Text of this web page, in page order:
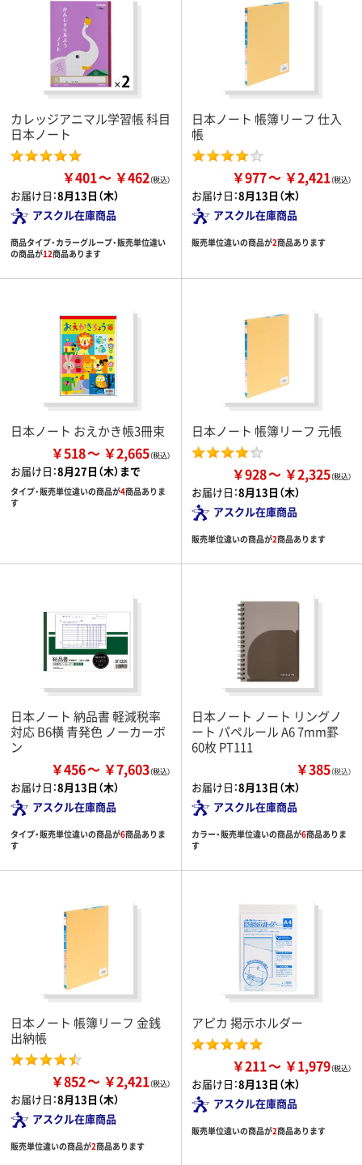
カレッジアニマル学習帳 科目
日本ノート
￥401 ￥462
お届け日：8月13日（木）
アスクル在庫商品
商品タイプ・カラーグループ・販売単位違い
の商品が12商品あります
日本ノート 帳簿リーフ 仕入
帳
￥977 ￥2,421
お届け日：8月13日（木）
アスクル在庫商品
販売単位違いの商品が2商品あります
日本ノート おえかき帳3冊束
￥518 ￥2,665
お届け日：8月27日（木）まで
タイプ・販売単位違いの商品が4商品ありま
す
日本ノート 帳簿リーフ 元帳
￥928 ￥2,325
お届け日：8月13日（木）
アスクル在庫商品
販売単位違いの商品が2商品あります
日本ノート 納品書 軽減税率
対応 B6横 青発色 ノーカーボ
ン
￥456 ￥7,603
お届け日：8月13日（木）
アスクル在庫商品
タイプ・販売単位違いの商品が6商品ありま
す
日本ノート ノート リングノ
ート パペルール A6 7mm罫
60枚 PT111
￥385（税込）
お届け日：8月13日（木）
アスクル在庫商品
カラー・販売単位違いの商品が6商品ありま
す
日本ノート 帳簿リーフ 金銭
出納帳
￥852 ￥2,421
お届け日：8月13日（木）
アスクル在庫商品
販売単位違いの商品が2商品あります
アピカ 掲示ホルダー
￥211 ￥1,979
お届け日：8月13日（木）
アスクル在庫商品
販売単位違いの商品が2商品あります